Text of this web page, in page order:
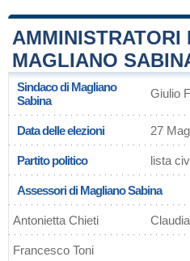
AMMINISTRATORI
MAGLIANO
Sindaco di Magliano
Sabina
Giulio
Data delle elezioni 27
Partito politico lista
Assessori di Magliano Sabina
Antonietta Chieti
Francesco Toni